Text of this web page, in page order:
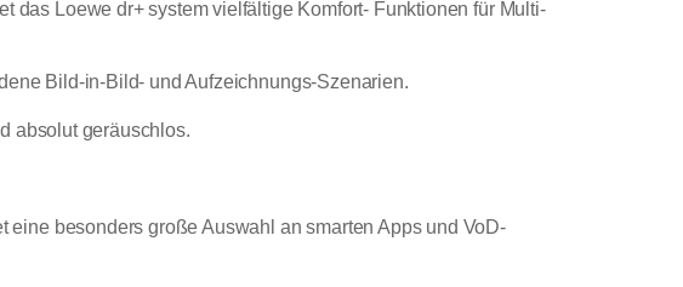
das Loewe dr+ system vielfältige Komfort- Funktionen für Multi-
Bild-in-Bild- und Aufzeichnungs-Szenarien.
absolut geräuschlos.
besonders große Auswahl an smarten Apps und VoD-